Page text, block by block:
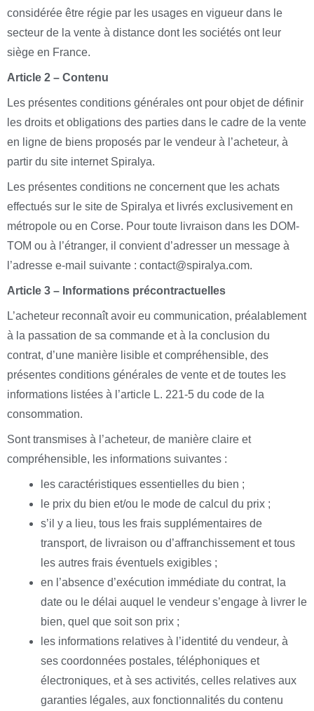
considérée être régie par les usages en vigueur dans le
secteur de la vente à distance dont les sociétés ont leur
siège en France.
Article 2 – Contenu
Les présentes conditions générales ont pour objet de définir
les droits et obligations des parties dans le cadre de la vente
en ligne de biens proposés par le vendeur à l’acheteur, à
partir du site internet Spiralya.
Les présentes conditions ne concernent que les achats
effectués sur le site de Spiralya et livrés exclusivement en
métropole ou en Corse. Pour toute livraison dans les DOM-
TOM ou à l’étranger, il convient d’adresser un message à
l’adresse e-mail suivante : contact@spiralya.com.
Article 3 – Informations précontractuelles
L’acheteur reconnaît avoir eu communication, préalablement
à la passation de sa commande et à la conclusion du
contrat, d’une manière lisible et compréhensible, des
présentes conditions générales de vente et de toutes les
informations listées à l’article L. 221-5 du code de la
consommation.
Sont transmises à l’acheteur, de manière claire et
compréhensible, les informations suivantes :
les caractéristiques essentielles du bien ;
le prix du bien et/ou le mode de calcul du prix ;
s’il y a lieu, tous les frais supplémentaires de
transport, de livraison ou d’affranchissement et tous
les autres frais éventuels exigibles ;
en l’absence d’exécution immédiate du contrat, la
date ou le délai auquel le vendeur s’engage à livrer le
bien, quel que soit son prix ;
les informations relatives à l’identité du vendeur, à
ses coordonnées postales, téléphoniques et
électroniques, et à ses activités, celles relatives aux
garanties légales, aux fonctionnalités du contenu